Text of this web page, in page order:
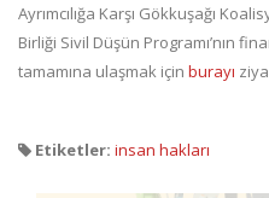
Ayrımcılığa Karşı Gökkuşağı
Birliği Sivil Düşün Programı’nın
tamamına ulaşmak için burayı
Etiketler: insan hakları